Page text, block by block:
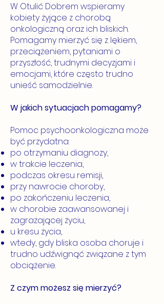
W Otulić Dobrem wspieramy
kobiety żyjące z chorobą
onkologiczną oraz ich bliskich.
Pomagamy mierzyć się z lękiem,
przeciążeniem, pytaniami o
przyszłość, trudnymi decyzjami i
emocjami, które często trudno
unieść samodzielnie.
W jakich sytuacjach pomagamy?
Pomoc psychoonkologiczna może
być przydatna:
po otrzymaniu diagnozy,
w trakcie leczenia,
podczas okresu remisji,
przy nawrocie choroby,
po zakończeniu leczenia,
w chorobie zaawansowanej i
zagrażającej życiu,
u kresu życia,
wtedy, gdy bliska osoba choruje i
trudno udźwignąć związane z tym
obciążenie.
Z czym możesz się mierzyć?